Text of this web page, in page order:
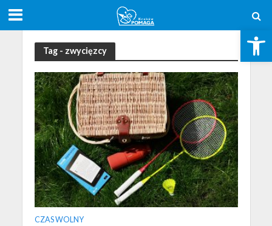
Otwórz pasek narzędzi
Tag - zwycięzcy
CZAS WOLNY